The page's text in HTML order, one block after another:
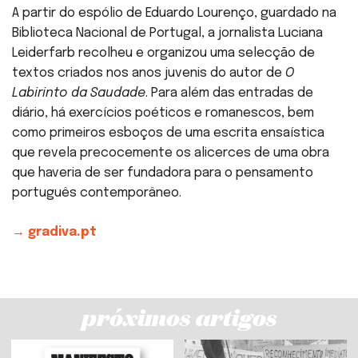
A partir do espólio de Eduardo Lourenço, guardado na
Biblioteca Nacional de Portugal, a jornalista Luciana
Leiderfarb recolheu e organizou uma selecção de
textos criados nos anos juvenis do autor de O
Labirinto da Saudade. Para além das entradas de
diário, há exercícios poéticos e romanescos, bem
como primeiros esboços de uma escrita ensaística
que revela precocemente os alicerces de uma obra
que haveria de ser fundadora para o pensamento
português contemporâneo.
→ gradiva.pt
próximos artigos